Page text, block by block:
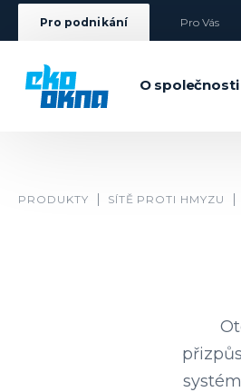
Pro podnikání Pro Vás
O společnosti
PRODUKTY SÍTĚ PROTI HMYZU